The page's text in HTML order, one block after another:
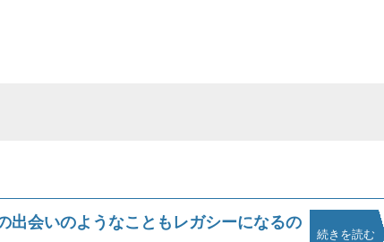
出会いのようなこともレガシーになるの
続きを読む